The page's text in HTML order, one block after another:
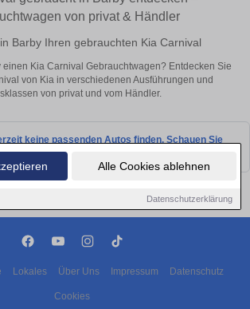
Alle Cookies ablehnen
Datenschutzerklärung
von privat & Händler
Barby Ihren gebrauchten Kia Carnival
einen Kia Carnival Gebrauchtwagen? Entdecken Sie
von Kia in verschiedenen Ausführungen und
von privat und vom Händler.
keine passenden Autos finden. Schauen Sie
Lokales Über Uns Impressum Datenschutz
Cookies